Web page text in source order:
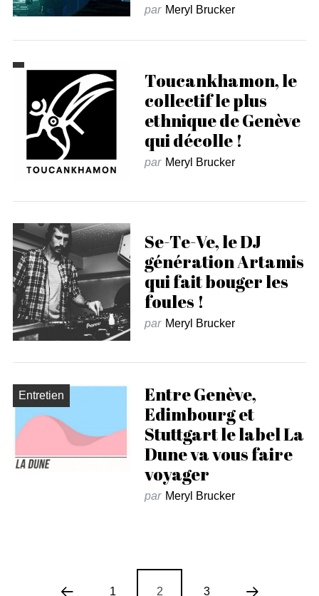
par Meryl Brucker
Toucankhamon, le
collectif le plus
ethnique de Genève
qui décolle !
par Meryl Brucker
Se-Te-Ve, le DJ
génération Artamis
qui fait bouger les
foules !
par Meryl Brucker
Entretien
Entre Genève,
Edimbourg et
Stuttgart le label La
Dune va vous faire
voyager
par Meryl Brucker
1 2 3